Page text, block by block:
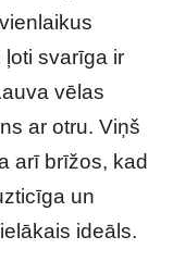
svarīga ir
vēlas
ar otru. Viņš
arī brīžos, kad
un
ideāls.